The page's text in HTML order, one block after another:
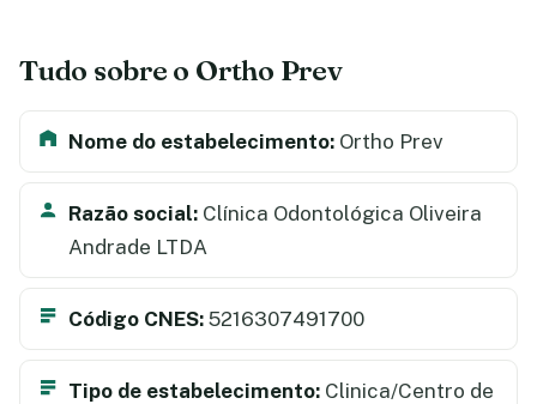
Tudo sobre o Ortho Prev
Nome do estabelecimento: Ortho Prev
Razão social: Clínica Odontológica Oliveira
Andrade LTDA
Código CNES: 5216307491700
Tipo de estabelecimento: Clinica/Centro de